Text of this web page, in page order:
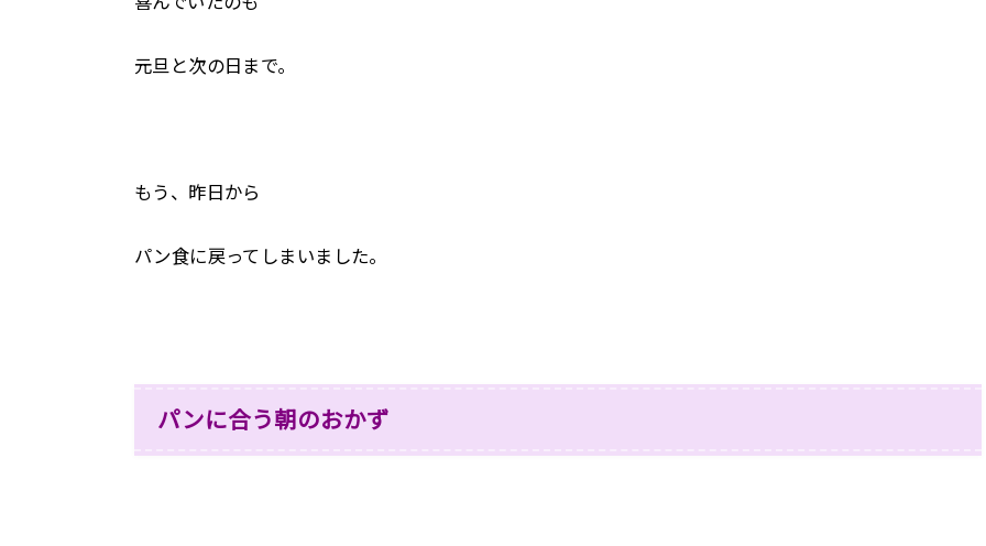
元旦と次の日まで。
もう、昨日から
パン食に戻ってしまいました。
パンに合う朝のおかず